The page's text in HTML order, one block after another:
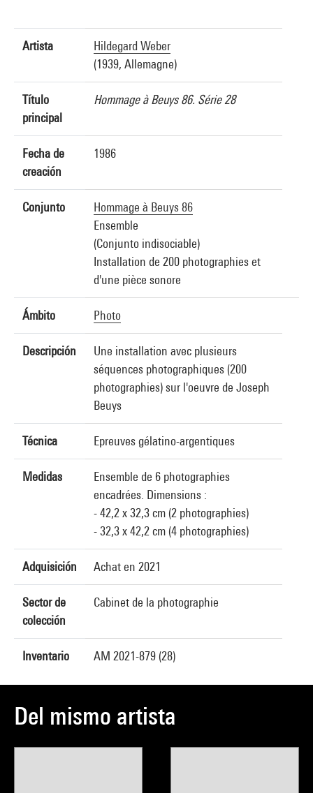
Artista
Hildegard Weber
(1939, Allemagne)
Título
principal
Hommage à Beuys 86. Série 28
Fecha de
creación
1986
Conjunto
Hommage à Beuys 86
Ensemble
(Conjunto indisociable)
Installation de 200 photographies et
d'une pièce sonore
Ámbito Photo
Descripción
Une installation avec plusieurs
séquences photographiques (200
photographies) sur l'oeuvre de Joseph
Beuys
Técnica Epreuves gélatino-argentiques
Medidas
Ensemble de 6 photographies
encadrées. Dimensions :
- 42,2 x 32,3 cm (2 photographies)
- 32,3 x 42,2 cm (4 photographies)
Adquisición Achat en 2021
Sector de
colección
Cabinet de la photographie
Inventario AM 2021-879 (28)
Del mismo artista